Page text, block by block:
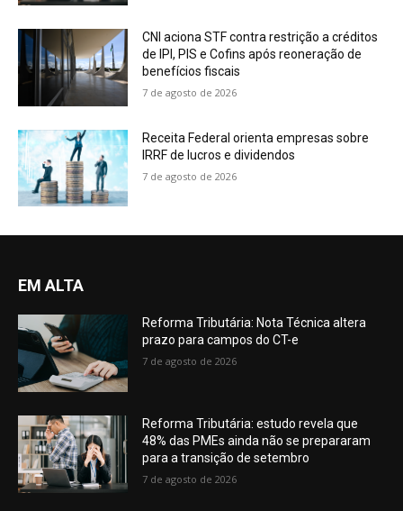
CNI aciona STF contra restrição a créditos
de IPI, PIS e Cofins após reoneração de
benefícios fiscais
7 de agosto de 2026
Receita Federal orienta empresas sobre
IRRF de lucros e dividendos
7 de agosto de 2026
EM ALTA
Reforma Tributária: Nota Técnica altera
prazo para campos do CT-e
7 de agosto de 2026
Reforma Tributária: estudo revela que
48% das PMEs ainda não se prepararam
para a transição de setembro
7 de agosto de 2026